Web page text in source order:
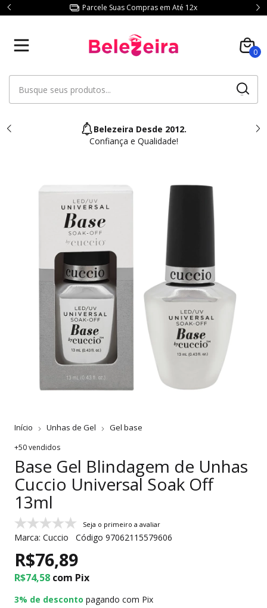
Parcele Suas Compras em Até 12x
0
Belezeira Desde 2012.
Confiança e Qualidade!
Início Unhas de Gel Gel base
+50 vendidos
Base Gel Blindagem de Unhas
Cuccio Universal Soak Off
13ml
Seja o primeiro a avaliar
Marca: Cuccio Código 97062115579606
R$76,89
R$74,58 com Pix
3% de desconto pagando com Pix